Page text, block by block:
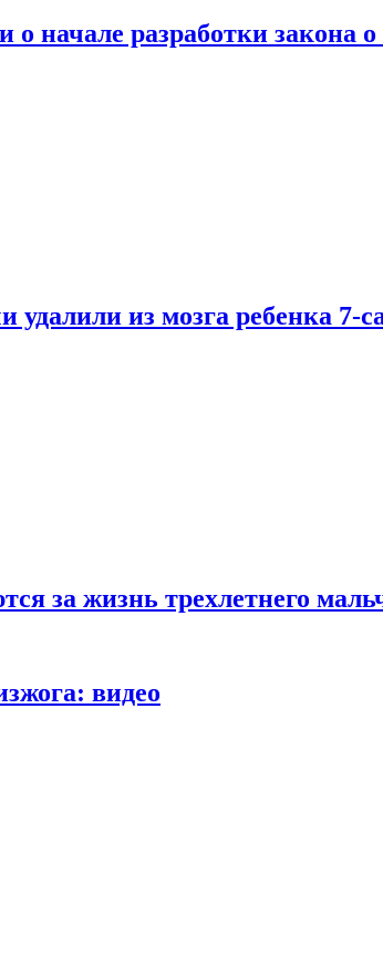
начале разработки закона
из мозга ребенка 7-
за жизнь трехлетнего
видео